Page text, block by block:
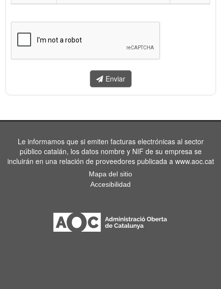
enviar.
Enviar
Le informamos que si emiten facturas electrónicas al sector
público catalán, los datos nombre y NIF de su empresa se
incluirán en una relación de proveedores publicada a www.aoc.cat
Mapa del sitio
Accesibilidad